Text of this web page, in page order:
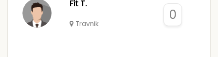
Fit T.
Travnik
0